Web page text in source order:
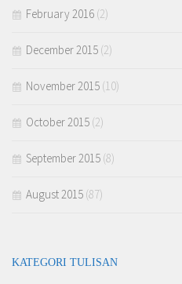
February 2016 (2)
December 2015 (2)
November 2015 (10)
October 2015 (2)
September 2015 (8)
August 2015 (87)
KATEGORI TULISAN